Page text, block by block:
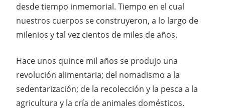
desde tiempo inmemorial. Tiempo en el cual
nuestros cuerpos se construyeron, a lo largo de
milenios y tal vez cientos de miles de años.
Hace unos quince mil años se produjo una
revolución alimentaria; del nomadismo a la
sedentarización; de la recolección y la pesca a la
agricultura y la cría de animales domésticos.